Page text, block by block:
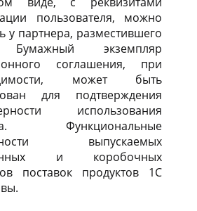
пользователя, можно
у партнера, разместившего
Бумажный экземпляр
соглашения, при
может быть
для подтверждения
использования
Функциональные
выпускаемых
и коробочных
поставок продуктов 1С